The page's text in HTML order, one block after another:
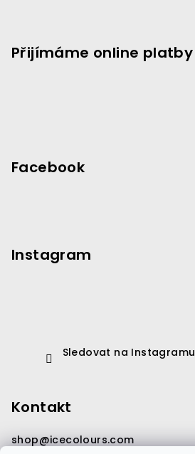
Přijímáme online platby
Facebook
Instagram
Sledovat na Instagramu
Kontakt
shop@icecolours.com